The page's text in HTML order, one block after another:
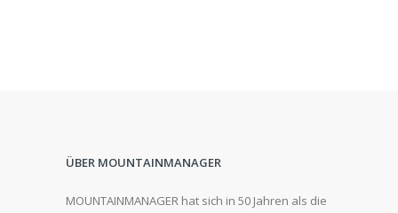
ÜBER MOUNTAINMANAGER
MOUNTAINMANAGER hat sich in 50 Jahren als die